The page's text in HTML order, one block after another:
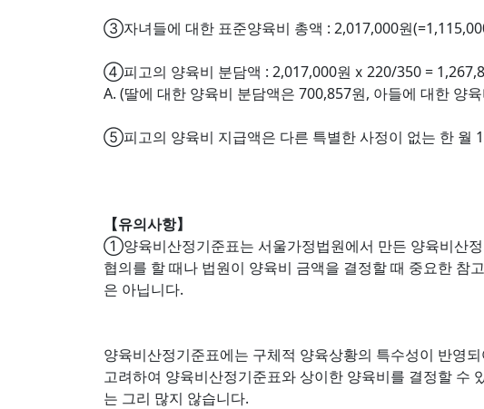
③자녀들에 대한 표준양육비 총액 : 2,017,000원
④피고의 양육비 분담액 : 2,017,000원 ⅹ 220/350 =
A. (딸에 대한 양육비 분담액은 700,857원, 아들에 대한 양
⑤피고의 양육비 지급액은 다른 특별한 사정이 없는 한 월
【유의사항】
①양육비산정기준표는 서울가정법원에서 만든 양육비산
협의를 할 때나 법원이 양육비 금액을 결정할 때 중요한 참
은 아닙니다.
양육비산정기준표에는 구체적 양육상황의 특수성이 반영
고려하여 양육비산정기준표와 상이한 양육비를 결정할 수
는 그리 많지 않습니다.